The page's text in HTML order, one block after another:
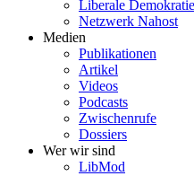
Liberale Demokratie
Netzwerk Nahost
Medien
Publi­ka­tionen
Artikel
Videos
Podcasts
Zwischenrufe
Dossiers
Wer wir sind
LibMod